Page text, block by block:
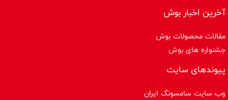
آخرین اخبار بوش
مقالات محصولات بوش
جشنواره های بوش
پیوندهای سایت
وب سایت سامسونگ ایران